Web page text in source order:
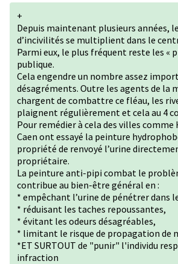
+
Depuis maintenant plusieurs années,
d’incivilités se multiplient dans le
Parmi eux, le plus fréquent reste les «
publique.
Cela engendre un nombre assez
désagréments. Outre les agents de la
chargent de combattre ce fléau, les
plaignent régulièrement et cela au 4
Pour remédier à cela des villes comme
Caen ont essayé la peinture
propriété de renvoyé l’urine
propriétaire.
La peinture anti-pipi combat le
contribue au bien-être général en :
* empêchant l’urine de pénétrer dans
* réduisant les taches repoussantes,
* évitant les odeurs désagréables,
* limitant le risque de propagation de
*ET SURTOUT de "punir" l'individu
infraction